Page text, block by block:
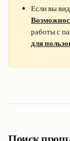
Если вы
работы с
для